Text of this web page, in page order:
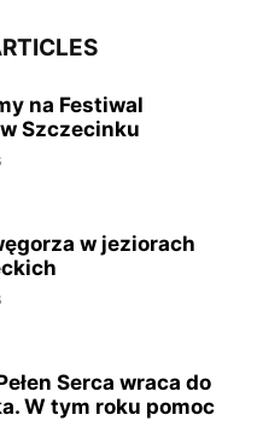
na Festiwal
Szczecinku
w jeziorach
Serca wraca do
W tym roku pomoc